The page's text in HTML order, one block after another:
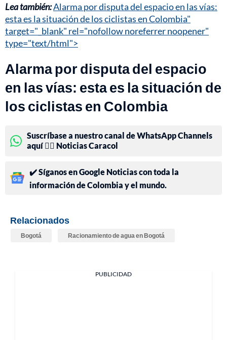
Lea también:Alarma por disputa del espacio en las vías:
esta es la situación de los ciclistas en Colombia"
target="_blank" rel="nofollow noreferrer noopener"
type="text/html">
Alarma por disputa del espacio
en las vías: esta es la situación de
los ciclistas en Colombia
Suscríbase a nuestro canal de WhatsApp Channels
aquí 👉🏻 Noticias Caracol
✔️ Síganos en Google Noticias con toda la
información de Colombia y el mundo.
Relacionados
Bogotá Racionamiento de agua en Bogotá
PUBLICIDAD